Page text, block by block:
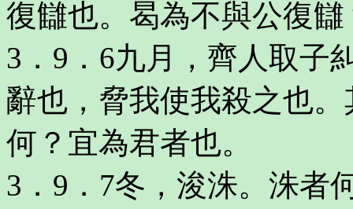
復讎也。曷為不與公復
3．9．6九月，齊人取子
辭也，脅我使我殺之也
何？宜為君者也。
3．9．7冬，浚洙。洙者